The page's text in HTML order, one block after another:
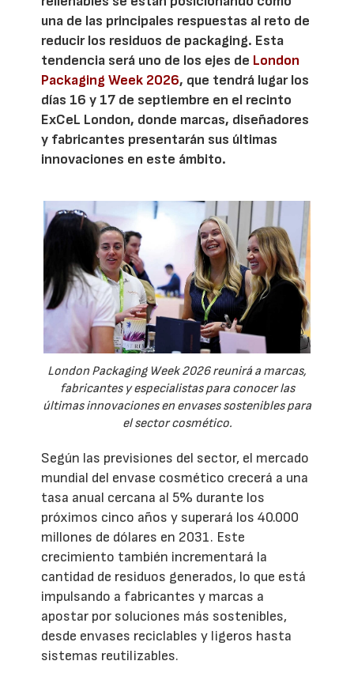
una de las principales respuestas al reto de
reducir los residuos de packaging. Esta
tendencia será uno de los ejes de London
Packaging Week 2026, que tendrá lugar los
días 16 y 17 de septiembre en el recinto
ExCeL London, donde marcas, diseñadores
y fabricantes presentarán sus últimas
innovaciones en este ámbito.
London Packaging Week 2026 reunirá a marcas,
fabricantes y especialistas para conocer las
últimas innovaciones en envases sostenibles para
el sector cosmético.
Según las previsiones del sector, el mercado
mundial del envase cosmético crecerá a una
tasa anual cercana al 5% durante los
próximos cinco años y superará los 40.000
millones de dólares en 2031. Este
crecimiento también incrementará la
cantidad de residuos generados, lo que está
impulsando a fabricantes y marcas a
apostar por soluciones más sostenibles,
desde envases reciclables y ligeros hasta
sistemas reutilizables.